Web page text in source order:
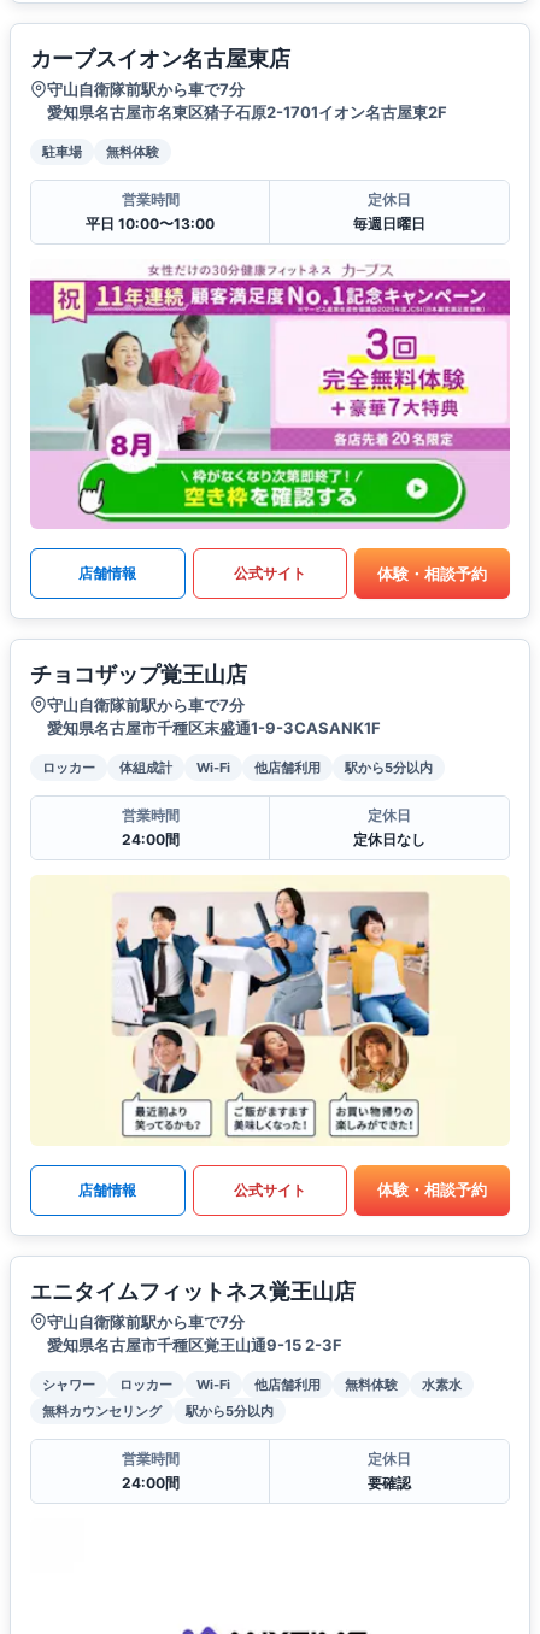
カーブスイオン名古屋東店
守山自衛隊前駅から車で7分
愛知県名古屋市名東区猪子石原2-1701イオン名古屋東2F
駐車場 無料体験
営業時間
平日 10:00〜13:00
定休日
毎週日曜日
店舗情報 公式サイト 体験・相談予約
チョコザップ覚王山店
守山自衛隊前駅から車で7分
愛知県名古屋市千種区末盛通1-9-3CASANK1F
ロッカー 体組成計 Wi-Fi 他店舗利用 駅から5分以内
営業時間
24:00間
定休日
定休日なし
店舗情報 公式サイト 体験・相談予約
エニタイムフィットネス覚王山店
守山自衛隊前駅から車で7分
愛知県名古屋市千種区覚王山通9-15 2-3F
シャワー ロッカー Wi-Fi 他店舗利用 無料体験
水素水
無料カウンセリング
駅から5分以内
営業時間
24:00間
定休日
要確認